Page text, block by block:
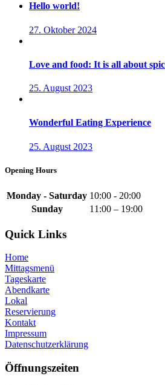
Hello world!
27. Oktober 2024
Love and food: It is all about
25. August 2023
Wonderful Eating Experience
25. August 2023
Opening Hours
Monday - Saturday 10:00 - 20:00
Sunday
11:00 – 19:00
Quick Links
Home
Mittagsmenü
Tageskarte
Abendkarte
Lokal
Reservierung
Kontakt
Impressum
Datenschutzerklärung
Öffnungszeiten